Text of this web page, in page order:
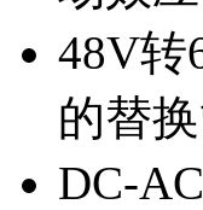
48V转
的替
DC-